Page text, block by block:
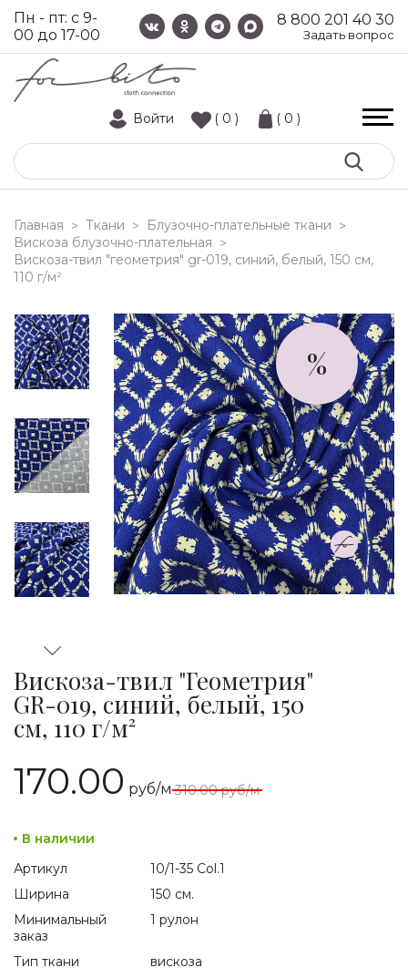
8 800 201 40 30
Задать вопрос
Пн - пт: с 9-
00 до 17-00
Войти ( 0 ) ( 0 )
Главная > Ткани > Блузочно-плательные ткани >
Вискоза блузочно-плательная >
вискоза-твил "геометрия" gr-019, синий, белый, 150 см,
110 г/м²
%
Вискоза-твил "Геометрия"
GR-019, синий, белый, 150
см, 110 г/м²
170.00 руб/м 310.00руб/м
В наличии
Артикул
10/1-35 Col.1
Ширина
150 см.
Минимальный
заказ
1 рулон
Тип ткани вискоза